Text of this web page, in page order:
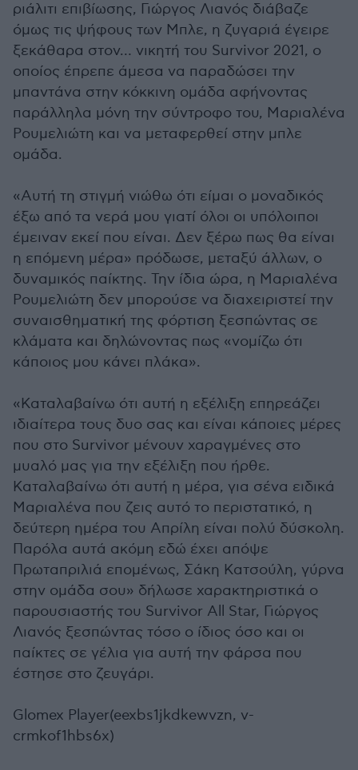
ριάλιτι επιβίωσης, Γιώργος Λιανός διάβαζε
όμως τις ψήφους των Μπλε, η ζυγαριά έγειρε
ξεκάθαρα στον… νικητή του Survivor 2021, ο
οποίος έπρεπε άμεσα να παραδώσει την
μπαντάνα στην κόκκινη ομάδα αφήνοντας
παράλληλα μόνη την σύντροφο του, Μαριαλένα
Ρουμελιώτη και να μεταφερθεί στην μπλε
ομάδα.
«Αυτή τη στιγμή νιώθω ότι είμαι ο μοναδικός
έξω από τα νερά μου γιατί όλοι οι υπόλοιποι
έμειναν εκεί που είναι. Δεν ξέρω πως θα είναι
η επόμενη μέρα» πρόδωσε, μεταξύ άλλων, ο
δυναμικός παίκτης. Την ίδια ώρα, η Μαριαλένα
Ρουμελιώτη δεν μπορούσε να διαχειριστεί την
συναισθηματική της φόρτιση ξεσπώντας σε
κλάματα και δηλώνοντας πως «νομίζω ότι
κάποιος μου κάνει πλάκα».
«Καταλαβαίνω ότι αυτή η εξέλιξη επηρεάζει
ιδιαίτερα τους δυο σας και είναι κάποιες μέρες
που στο Survivor μένουν χαραγμένες στο
μυαλό μας για την εξέλιξη που ήρθε.
Καταλαβαίνω ότι αυτή η μέρα, για σένα ειδικά
Μαριαλένα που ζεις αυτό το περιστατικό, η
δεύτερη ημέρα του Απρίλη είναι πολύ δύσκολη.
Παρόλα αυτά ακόμη εδώ έχει απόψε
Πρωταπριλιά επομένως, Σάκη Κατσούλη, γύρνα
στην ομάδα σου» δήλωσε χαρακτηριστικά ο
παρουσιαστής του Survivor All Star, Γιώργος
Λιανός ξεσπώντας τόσο ο ίδιος όσο και οι
παίκτες σε γέλια για αυτή την φάρσα που
έστησε στο ζευγάρι.
Glomex Player(eexbs1jkdkewvzn, v-
crmkof1hbs6x)